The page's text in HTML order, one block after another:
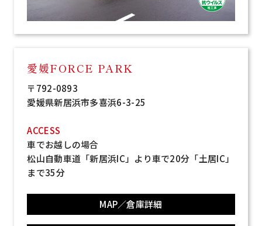
愛媛FORCE PARK
〒792-0893
愛媛県新居浜市多喜浜6-3-25
ACCESS
車でお越しの場合
松山自動車道「新居浜IC」より車で20分「土居IC」
まで35分
MAP／倉庫詳細